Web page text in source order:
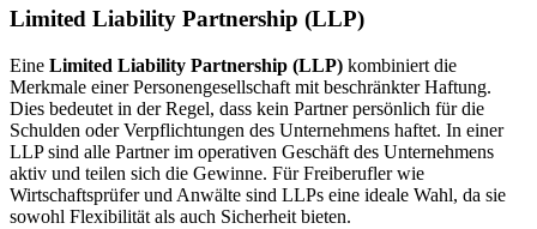
Limited Liability Partnership (LLP)
Eine Limited Liability Partnership (LLP) kombiniert die
Merkmale einer Personengesellschaft mit beschränkter Haftung.
Dies bedeutet in der Regel, dass kein Partner persönlich für die
Schulden oder Verpflichtungen des Unternehmens haftet. In einer
LLP sind alle Partner im operativen Geschäft des Unternehmens
aktiv und teilen sich die Gewinne. Für Freiberufler wie
Wirtschaftsprüfer und Anwälte sind LLPs eine ideale Wahl, da sie
sowohl Flexibilität als auch Sicherheit bieten.